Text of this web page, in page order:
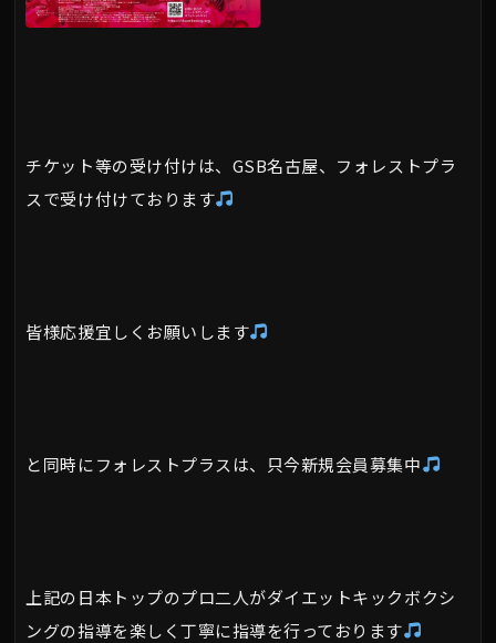
チケット等の受け付けは、GSB名古屋、フォレストプラ
スで受け付けております
皆様応援宜しくお願いします
と同時にフォレストプラスは、只今新規会員募集中
上記の日本トップのプロ二人がダイエットキックボクシ
ングの指導を楽しく丁寧に指導を行っております